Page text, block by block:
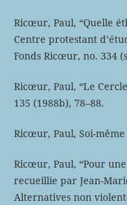
Ricœur, Paul, “Quelle
Centre protestant
Fonds Ricœur, no. 334
Ricœur, Paul, “Le
135 (1988b), 78–88.
Ricœur, Paul, Soi-
Ricœur, Paul, “Pour
recueillie par Jean-
Alternatives non